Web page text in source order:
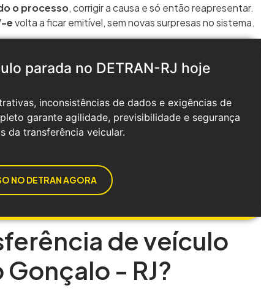
o processo, corrigir a causa e só então reapresentar.
evolta a ficar emitível, sem novas surpresas no sistema.
parada no DETRAN-RJ hoje
inconsistências de dados e exigências de
garante agilidade, previsibilidade e segurança
da transferência veicular.
NO DETRAN AGORA
de veículo
Gonçalo - RJ?